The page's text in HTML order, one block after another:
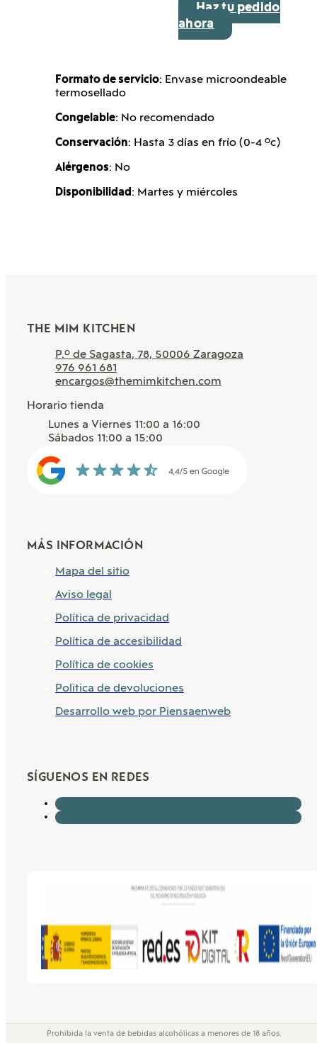
Haz tu pedido
ahora
Formato de servicio: Envase microondeable
termosellado
Congelable: No recomendado
Conservación: Hasta 3 días en frío (0-4 ºc)
Alérgenos: No
Disponibilidad : Martes y miércoles
THE MIM KITCHEN
P.º de Sagasta, 78, 50006 Zaragoza
976 961 681
encargos@themimkitchen.com
Horario tienda
Lunes a Viernes 11:00 a 16:00
Sábados 11:00 a 15:00
MÁS INFORMACIÓN
Mapa del sitio
Aviso legal
Política de privacidad
Política de accesibilidad
Política de cookies
Politica de devoluciones
Desarrollo web por Piensaenweb
SÍGUENOS EN REDES
Prohibida la venta de bebidas alcohólicas a menores de 18 años.